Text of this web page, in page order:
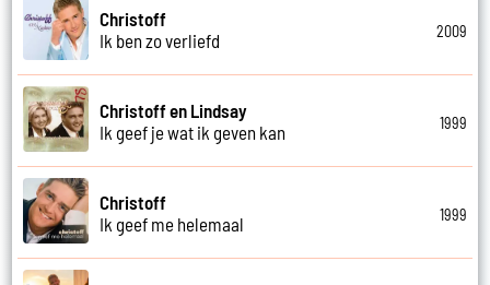
Christoff
Ik ben zo verliefd
2009
Christoff en Lindsay
Ik geef je wat ik geven kan
1999
Christoff
Ik geef me helemaal
1999